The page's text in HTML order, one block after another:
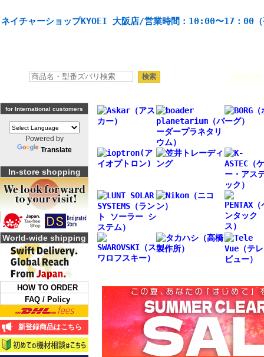
ネイチャーショップKYOEI 大阪店/営業時間：10:00〜17：00（
Seestar
for International customers
Powered by
Translate
In-store shopping
World-wide shipping
HOW TO ORDER
FAQ / Policy
新登録商品はこちら